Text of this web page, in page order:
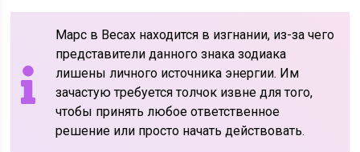
Марс в Весах находится в изгнании, из-за чего
представители данного знака зодиака
лишены личного источника энергии. Им
зачастую требуется толчок извне для того,
чтобы принять любое ответственное
решение или просто начать действовать.